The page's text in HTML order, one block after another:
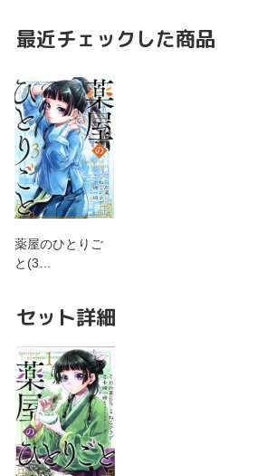
最近チェックした商品
薬屋のひとりご
と(3…
セット詳細